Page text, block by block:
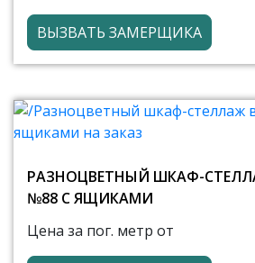
ВЫЗВАТЬ ЗАМЕРЩИКА
РАЗНОЦВЕТНЫЙ ШКАФ-
№88 С ЯЩИКАМИ
Цена за пог. метр от